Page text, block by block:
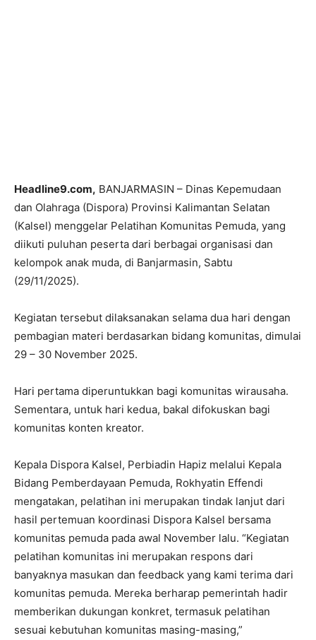
Headline9.com, BANJARMASIN – Dinas Kepemudaan
dan Olahraga (Dispora) Provinsi Kalimantan Selatan
(Kalsel) menggelar Pelatihan Komunitas Pemuda, yang
diikuti puluhan peserta dari berbagai organisasi dan
kelompok anak muda, di Banjarmasin, Sabtu
(29/11/2025).
Kegiatan tersebut dilaksanakan selama dua hari dengan
pembagian materi berdasarkan bidang komunitas, dimulai
29 – 30 November 2025.
Hari pertama diperuntukkan bagi komunitas wirausaha.
Sementara, untuk hari kedua, bakal difokuskan bagi
komunitas konten kreator.
Kepala Dispora Kalsel, Perbiadin Hapiz melalui Kepala
Bidang Pemberdayaan Pemuda, Rokhyatin Effendi
mengatakan, pelatihan ini merupakan tindak lanjut dari
hasil pertemuan koordinasi Dispora Kalsel bersama
komunitas pemuda pada awal November lalu. “Kegiatan
pelatihan komunitas ini merupakan respons dari
banyaknya masukan dan feedback yang kami terima dari
komunitas pemuda. Mereka berharap pemerintah hadir
memberikan dukungan konkret, termasuk pelatihan
sesuai kebutuhan komunitas masing-masing,”